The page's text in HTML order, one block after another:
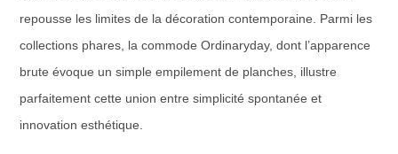
repousse les limites de la décoration contemporaine. Parmi les
collections phares, la commode Ordinaryday, dont l’apparence
brute évoque un simple empilement de planches, illustre
parfaitement cette union entre simplicité spontanée et
innovation esthétique.